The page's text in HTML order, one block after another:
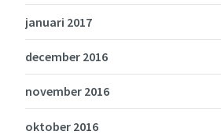
januari 2017
december 2016
november 2016
oktober 2016